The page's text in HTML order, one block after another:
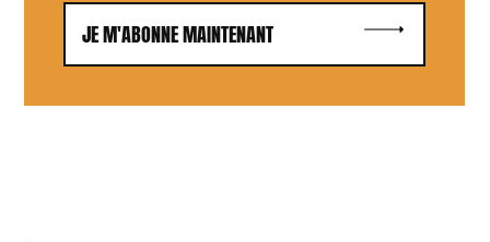
JE M'ABONNE MAINTENANT